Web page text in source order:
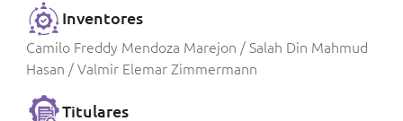
Inventores
Camilo Freddy Mendoza Marejon / Salah Din Mahmud
Hasan / Valmir Elemar Zimmermann
Titulares